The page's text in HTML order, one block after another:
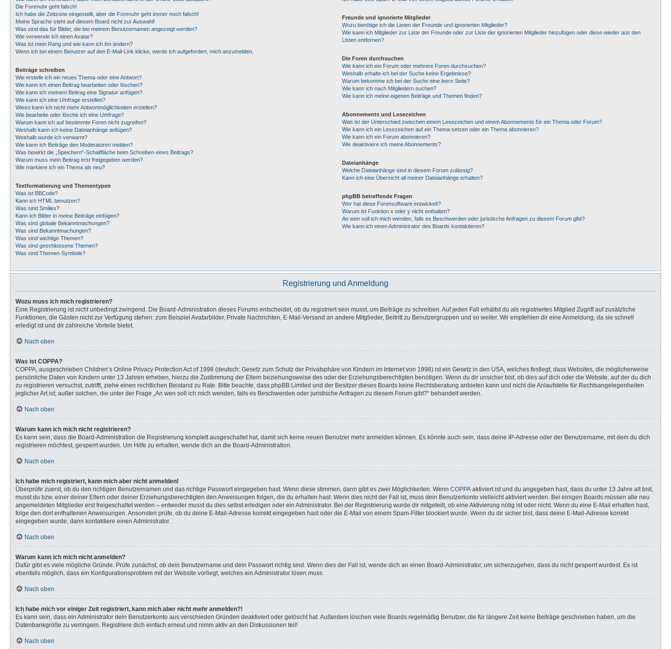
Die Forenuhr geht falsch!
Ich habe die Zeitzone eingestellt, aber die Forenuhr geht immer noch falsch!
Meine Sprache steht auf diesem Board nicht zur Auswahl!
Was sind das für Bilder, die bei meinem Benutzernamen angezeigt werden?
Wie verwende ich einen Avatar?
Was ist mein Rang und wie kann ich ihn ändern?
Wenn ich bei einem Benutzer auf den E-Mail-Link klicke, werde ich aufgefordert, mich anzumelden.
Beiträge schreiben
Wie erstelle ich ein neues Thema oder eine Antwort?
Wie kann ich einen Beitrag bearbeiten oder löschen?
Wie kann ich meinem Beitrag eine Signatur anfügen?
Wie kann ich eine Umfrage erstellen?
Wieso kann ich nicht mehr Antwortmöglichkeiten erstellen?
Wie bearbeite oder lösche ich eine Umfrage?
Warum kann ich auf bestimmte Foren nicht zugreifen?
Weshalb kann ich keine Dateianhänge anfügen?
Weshalb wurde ich verwarnt?
Wie kann ich Beiträge den Moderatoren melden?
Was bewirkt die „Speichern“-Schaltfläche beim Schreiben eines Beitrags?
Warum muss mein Beitrag erst freigegeben werden?
Wie markiere ich ein Thema als neu?
Textformatierung und Thementypen
Was ist BBCode?
Kann ich HTML benutzen?
Was sind Smilies?
Kann ich Bilder in meine Beiträge einfügen?
Was sind globale Bekanntmachungen?
Was sind Bekanntmachungen?
Was sind wichtige Themen?
Was sind geschlossene Themen?
Was sind Themen-Symbole?
Freunde und ignorierte Mitglieder
Wozu benötige ich die Listen der Freunde und ignorierten Mitglieder?
Wie kann ich Mitglieder zur Liste der Freunde oder zur Liste der ignorierten Mitglieder hinzufügen oder diese wieder aus den
Listen entfernen?
Die Foren durchsuchen
Wie kann ich ein Forum oder mehrere Foren durchsuchen?
Weshalb erhalte ich bei der Suche keine Ergebnisse?
Warum bekomme ich bei der Suche eine leere Seite?
Wie kann ich nach Mitgliedern suchen?
Wie kann ich meine eigenen Beiträge und Themen finden?
Abonnements und Lesezeichen
Was ist der Unterschied zwischen einem Lesezeichen und einem Abonnements für ein Thema oder Forum?
Wie kann ich ein Lesezeichen auf ein Thema setzen oder ein Thema abonnieren?
Wie kann ich ein Forum abonnieren?
Wie deaktiviere ich meine Abonnements?
Dateianhänge
Welche Dateianhänge sind in diesem Forum zulässig?
Kann ich eine Übersicht all meiner Dateianhänge erhalten?
phpBB betreffende Fragen
Wer hat diese Forensoftware entwickelt?
Warum ist Funktion x oder y nicht enthalten?
An wen soll ich mich wenden, falls es Beschwerden oder juristische Anfragen zu diesem Forum gibt?
Wie kann ich einen Administrator des Boards kontaktieren?
Registrierung und Anmeldung
Wozu muss ich mich registrieren?
Eine Registrierung ist nicht unbedingt zwingend. Die Board-Administration dieses Forums entscheidet, ob du registriert sein musst, um Beiträge zu schreiben. Auf jeden Fall erhältst du als registriertes Mitglied Zugriff auf zusätzliche
Funktionen, die Gästen nicht zur Verfügung stehen: zum Beispiel Avatarbilder, Private Nachrichten, E-Mail-Versand an andere Mitglieder, Beitritt zu Benutzergruppen und so weiter. Wir empfehlen dir eine Anmeldung, da sie schnell
erledigt ist und dir zahlreiche Vorteile bietet.
Nach oben
Was ist COPPA?
COPPA, ausgeschrieben Children’s Online Privacy Protection Act of 1998 (deutsch: Gesetz zum Schutz der Privatsphäre von Kindern im Internet von 1998) ist ein Gesetz in den USA, welches festlegt, dass Websites, die möglicherweise
persönliche Daten von Kindern unter 13 Jahren erheben, hierzu die Zustimmung der Eltern beziehungsweise des oder der Erziehungsberechtigten benötigen. Wenn du dir unsicher bist, ob dies auf dich oder die Website, auf der du dich
zu registrieren versuchst, zutrifft, ziehe einen rechtlichen Beistand zu Rate. Bitte beachte, dass phpBB Limited und der Besitzer dieses Boards keine Rechtsberatung anbieten kann und nicht die Anlaufstelle für Rechtsangelegenheiten
jeglicher Art ist; außer solchen, die unter der Frage „An wen soll ich mich wenden, falls es Beschwerden oder juristische Anfragen zu diesem Forum gibt?“ behandelt werden.
Nach oben
Warum kann ich mich nicht registrieren?
Es kann sein, dass die Board-Administration die Registrierung komplett ausgeschaltet hat, damit sich keine neuen Benutzer mehr anmelden können. Es könnte auch sein, dass deine IP-Adresse oder der Benutzername, mit dem du dich
registrieren möchtest, gesperrt wurden. Um Hilfe zu erhalten, wende dich an die Board-Administration.
Nach oben
Ich habe mich registriert, kann mich aber nicht anmelden!
Überprüfe zuerst, ob du den richtigen Benutzernamen und das richtige Passwort eingegeben hast. Wenn diese stimmen, dann gibt es zwei Möglichkeiten. Wenn COPPA aktiviert ist und du angegeben hast, dass du unter 13 Jahre alt bist,
musst du bzw. einer deiner Eltern oder deiner Erziehungsberechtigten den Anweisungen folgen, die du erhalten hast. Wenn dies nicht der Fall ist, muss dein Benutzerkonto vielleicht aktiviert werden. Bei einigen Boards müssen alle neu
angemeldeten Mitglieder erst freigeschaltet werden – entweder musst du dies selbst erledigen oder ein Administrator. Bei der Registrierung wurde dir mitgeteilt, ob eine Aktivierung nötig ist oder nicht. Wenn du eine E-Mail erhalten hast,
folge den dort enthaltenen Anweisungen. Ansonsten prüfe, ob du deine E-Mail-Adresse korrekt eingegeben hast oder die E-Mail von einem Spam-Filter blockiert wurde. Wenn du dir sicher bist, dass deine E-Mail-Adresse korrekt
eingegeben wurde, dann kontaktiere einen Administrator.
Nach oben
Warum kann ich mich nicht anmelden?
Dafür gibt es viele mögliche Gründe. Prüfe zunächst, ob dein Benutzername und dein Passwort richtig sind. Wenn dies der Fall ist, wende dich an einen Board-Administrator, um sicherzugehen, dass du nicht gesperrt wurdest. Es ist
ebenfalls möglich, dass ein Konfigurationsproblem mit der Website vorliegt, welches ein Administrator lösen muss.
Nach oben
Ich habe mich vor einiger Zeit registriert, kann mich aber nicht mehr anmelden?!
Es kann sein, dass ein Administrator dein Benutzerkonto aus verschieden Gründen deaktiviert oder gelöscht hat. Außerdem löschen viele Boards regelmäßig Benutzer, die für längere Zeit keine Beiträge geschrieben haben, um die
Datenbankgröße zu verringern. Registriere dich einfach erneut und nimm aktiv an den Diskussionen teil!
Nach oben